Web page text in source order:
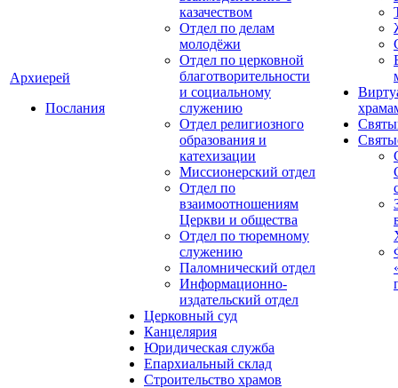
Архиерей
Послания
казачеством
Отдел по делам
молодёжи
Отдел по церковной
благотворительности
и социальному
служению
Отдел религиозного
образования и
катехизации
Миссионерский отдел
Отдел по
взаимоотношениям
Церкви и общества
Отдел по тюремному
служению
Паломнический отдел
Информационно-
издательский отдел
Церковный суд
Канцелярия
Юридическая служба
Епархиальный склад
Строительство храмов